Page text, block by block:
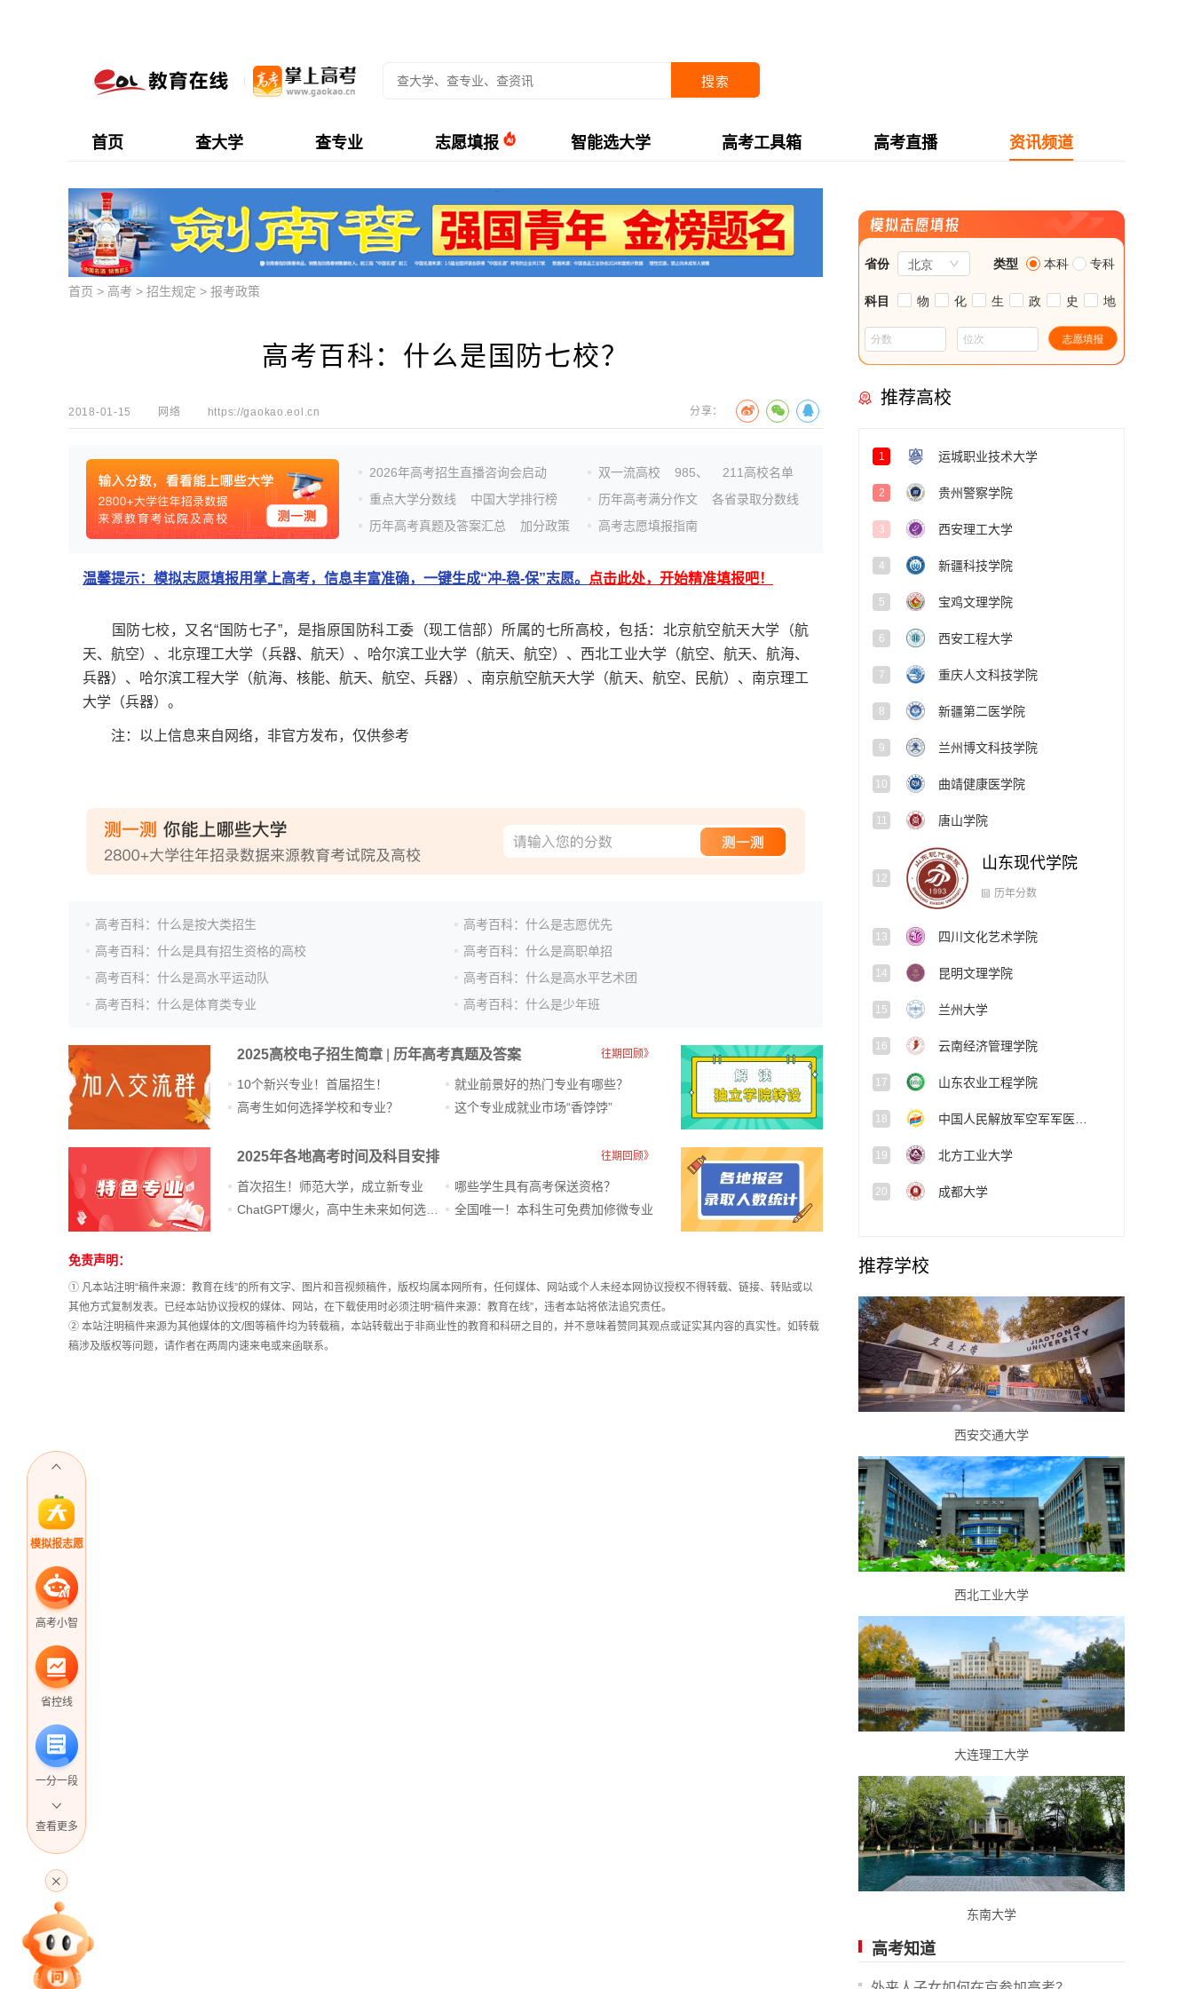
搜索
首页 查大学 查专业 志愿填报 智能选大学 高考工具箱 高考直播 资讯频道
模拟报志愿
高考小智
省控线
一分一段
专家指导课
查看更多
首页 > 高考 > 招生规定 > 报考政策
高考百科：什么是国防七校？
2018-01-15 网络 https://gaokao.eol.cn 分享：
2026年高考招生直播咨询会启动
重点大学分数线
中国大学排行榜
历年高考真题及答案汇总
加分政策
双一流高校 985、
211高校名单
历年高考满分作文
各省录取分数线
高考志愿填报指南
温馨提示：模拟志愿填报用掌上高考，信息丰富准确，一键生成“冲-稳-保”志愿。 点击此处，开始精准填报吧！
国防七校，又名“国防七子”，是指原国防科工委（现工信部）所属的七所高校，包括：北京航空航天大学（航
天、航空）、北京理工大学（兵器、航天）、哈尔滨工业大学（航天、航空）、西北工业大学（航空、航天、航海、
兵器）、哈尔滨工程大学（航海、核能、航天、航空、兵器）、南京航空航天大学（航天、航空、民航）、南京理工
大学（兵器）。
注：以上信息来自网络，非官方发布，仅供参考
高考百科：什么是按大类招生
高考百科：什么是志愿优先
高考百科：什么是具有招生资格的高校
高考百科：什么是高职单招
高考百科：什么是高水平运动队
高考百科：什么是高水平艺术团
高考百科：什么是体育类专业
高考百科：什么是少年班
2025高校电子招生简章 历年高考真题及答案 往期回顾》
10个新兴专业！首届招生！
高考生如何选择学校和专业？
就业前景好的热门专业有哪些？
这个专业成就业市场“香饽饽”​
2025年各地高考时间及科目安排 往期回顾》
首次招生！师范大学，成立新专业
哪些学生具有高考保送资格？
全国唯一！本科生可免费加修微专业
站
长
统
计
免责声明：
① 凡本站注明“稿件来源：教育在线”的所有文字、图片和音视频稿件，版权均属本网所有，任何媒体、网站或个人未经本网协议授权不得转载、链接、转贴或以
其他方式复制发表。已经本站协议授权的媒体、网站，在下载使用时必须注明“稿件来源：教育在线”，违者本站将依法追究责任。
② 本站注明稿件来源为其他媒体的文/图等稿件均为转载稿，本站转载出于非商业性的教育和科研之目的，并不意味着赞同其观点或证实其内容的真实性。如转载
稿涉及版权等问题，请作者在两周内速来电或来函联系。
推荐高校
1 运城职业技术大学
2 贵州警察学院
3 西安理工大学
4 新疆科技学院
5 宝鸡文理学院
6 西安工程大学
7 重庆人文科技学院
8 新疆第二医学院
9 兰州博文科技学院
10 曲靖健康医学院
11 唐山学院
山东现代学院
历年分数
14 昆明文理学院
15 兰州大学
16 云南经济管理学院
17 山东农业工程学院
18
19 北方工业大学
20 成都大学
推荐学校
西安交通大学
西北工业大学
大连理工大学
东南大学
高考知道